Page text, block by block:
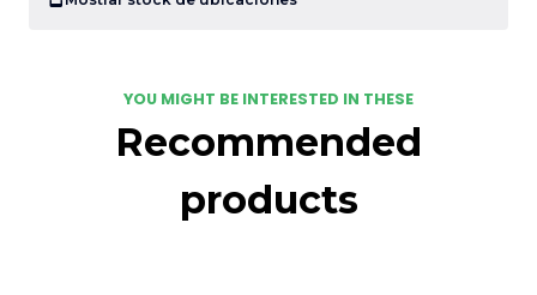
YOU MIGHT BE INTERESTED IN THESE
Recommended
products